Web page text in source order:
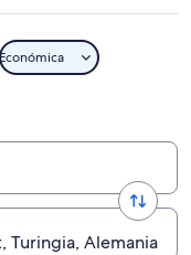
Económica
Turingia, Alemania